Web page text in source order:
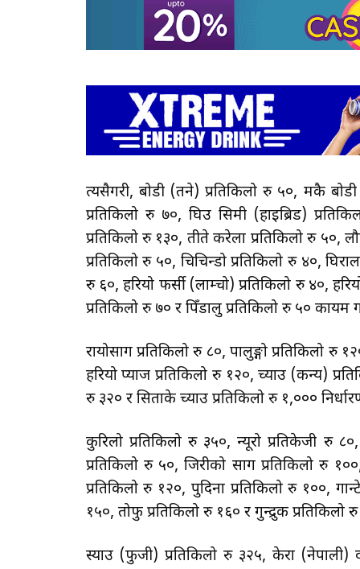
त्यसैगरी, बोडी (तने) प्रतिकिलो रु ५०, मकै
प्रतिकिलो रु ७०, घिउ सिमी (हाइब्रिड)
प्रतिकिलो रु १३०, तीते करेला प्रतिकिलो रु ५०,
प्रतिकिलो रु ५०, चिचिन्डो प्रतिकिलो रु ४०,
रु ६०, हरियो फर्सी (लाम्चो) प्रतिकिलो रु ४०,
प्रतिकिलो रु ७० र पिँडालु प्रतिकिलो रु ५० कायम
रायोसाग प्रतिकिलो रु ८०, पालुङ्गो प्रतिकिलो
हरियो प्याज प्रतिकिलो रु १२०, च्याउ (कन्य)
रु ३२० र सिताके च्याउ प्रतिकिलो रु १,०००
कुरिलो प्रतिकिलो रु ३५०, न्यूरो प्रतिकेजी रु
प्रतिकिलो रु ५०, जिरीको साग प्रतिकिलो रु
प्रतिकिलो रु १२०, पुदिना प्रतिकिलो रु १००,
१५०, तोफु प्रतिकिलो रु १६० र गुन्द्रुक प्रतिकिलो
स्याउ (फुजी) प्रतिकिलो रु ३२५, केरा